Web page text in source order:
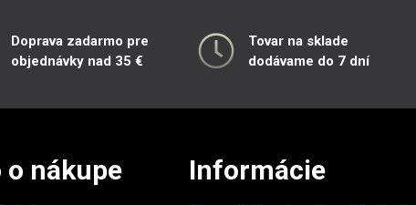
Doprava zadarmo pre
objednávky nad 35 €
Tovar na sklade
dodávame do 7 dní
o nákupe Informácie